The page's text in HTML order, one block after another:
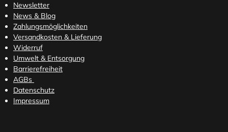
Newsletter
News & Blog
Zahlungsmöglichkeiten
Versandkosten & Lieferung
Widerruf
Umwelt & Entsorgung
Barrierefreiheit
AGBs
Datenschutz
Impressum